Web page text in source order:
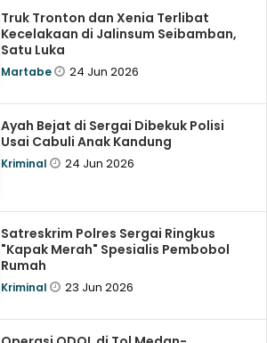
Truk Tronton dan Xenia Terlibat
Kecelakaan di Jalinsum Seibamban,
Satu Luka
Martabe 24 Jun 2026
Ayah Bejat di Sergai Dibekuk Polisi
Usai Cabuli Anak Kandung
Kriminal 24 Jun 2026
Satreskrim Polres Sergai Ringkus
"Kapak Merah" Spesialis Pembobol
Rumah
Kriminal 23 Jun 2026